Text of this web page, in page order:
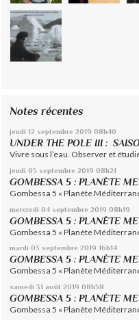
Notes récentes
jeudi 12 septembre 2019 08h40
UNDER THE POLE III :
Vivre sous l’eau. Observer et
jeudi 05 septembre 2019 08h21
GOMBESSA 5 : PLANÈTE
Gombessa 5 « Planète
mercredi 04 septembre 2019 08h19
GOMBESSA 5 : PLANÈTE
Gombessa 5 « Planète
mardi 03 septembre 2019 16h14
GOMBESSA 5 : PLANÈTE
Gombessa 5 « Planète
samedi 31 août 2019 08h58
GOMBESSA 5 : PLANÈTE
Gombessa 5 « Planète